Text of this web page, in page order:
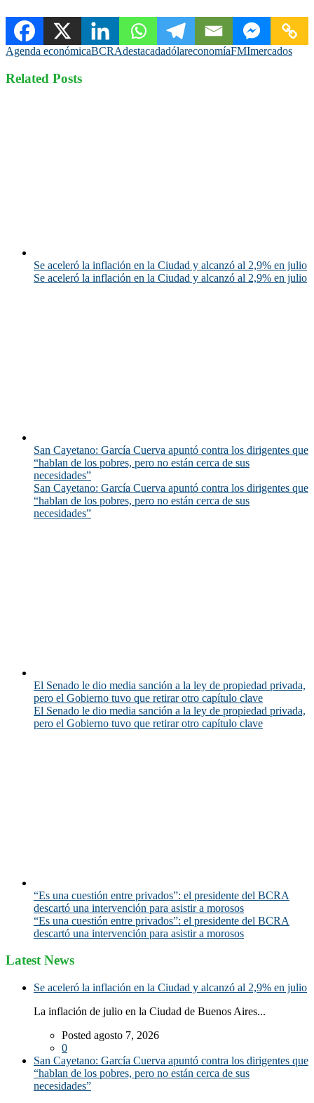
Agenda económicaBCRAdestacadadólareconomíaFMImercados
Related Posts
Se aceleró la inflación en la Ciudad y alcanzó al 2,9% en julio
Se aceleró la inflación en la Ciudad y alcanzó al 2,9% en julio
San Cayetano: García Cuerva apuntó contra los dirigentes que
“hablan de los pobres, pero no están cerca de sus
necesidades”
San Cayetano: García Cuerva apuntó contra los dirigentes que
“hablan de los pobres, pero no están cerca de sus
necesidades”
El Senado le dio media sanción a la ley de propiedad privada,
pero el Gobierno tuvo que retirar otro capítulo clave
El Senado le dio media sanción a la ley de propiedad privada,
pero el Gobierno tuvo que retirar otro capítulo clave
“Es una cuestión entre privados”: el presidente del BCRA
descartó una intervención para asistir a morosos
“Es una cuestión entre privados”: el presidente del BCRA
descartó una intervención para asistir a morosos
Latest News
Se aceleró la inflación en la Ciudad y alcanzó al 2,9% en julio
La inflación de julio en la Ciudad de Buenos Aires...
Posted agosto 7, 2026
0
San Cayetano: García Cuerva apuntó contra los dirigentes que
“hablan de los pobres, pero no están cerca de sus
necesidades”